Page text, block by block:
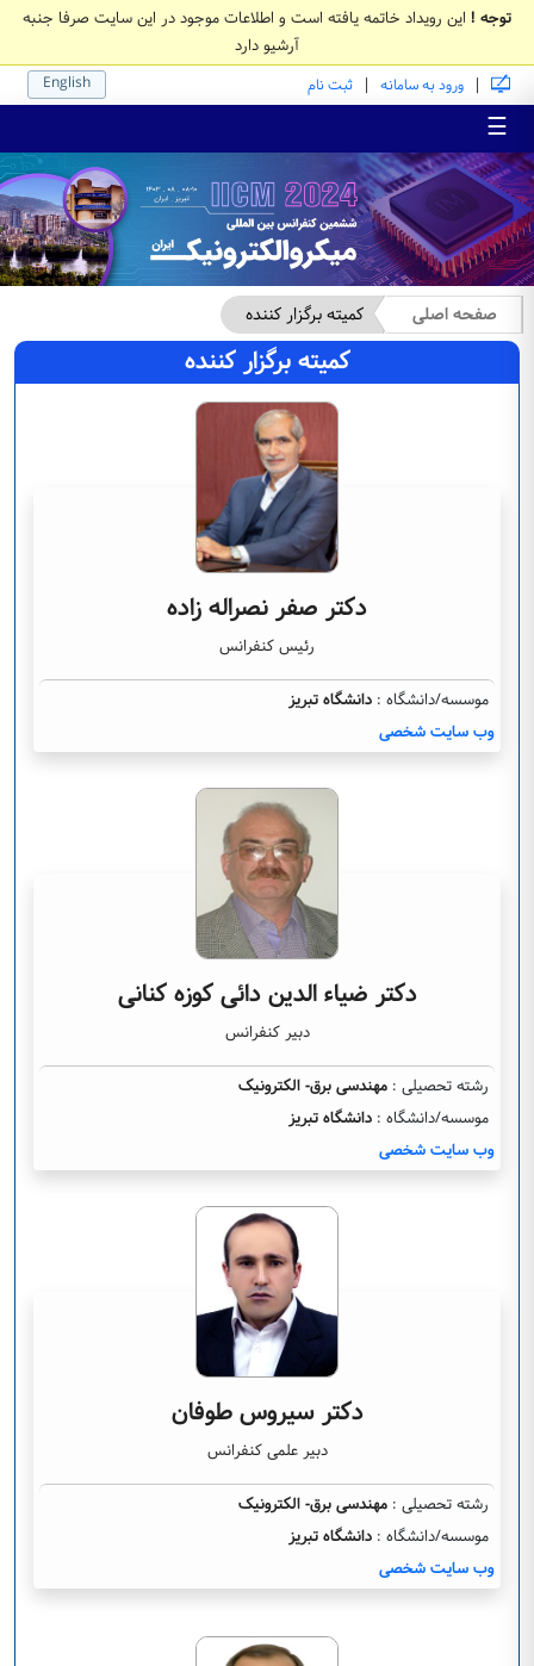
توجه ! این رویداد خاتمه یافته است و اطلاعات موجود در این سایت صرفا جنبه
آرشیو دارد
| ورود به سامانه | ثبت نام English
☰
صفحه اصلی کمیته برگزار کننده
کمیته برگزار کننده
دکتر صفر نصراله زاده
رئیس کنفرانس
موسسه/دانشگاه : دانشگاه تبریز
وب سایت شخصی
دکتر ضیاء الدین دائی کوزه کنانی
دبیر کنفرانس
رشته تحصیلی : مهندسی برق- الکترونیک
موسسه/دانشگاه : دانشگاه تبریز
وب سایت شخصی
دکتر سیروس طوفان
دبیر علمی کنفرانس
رشته تحصیلی : مهندسی برق- الکترونیک
موسسه/دانشگاه : دانشگاه تبریز
وب سایت شخصی